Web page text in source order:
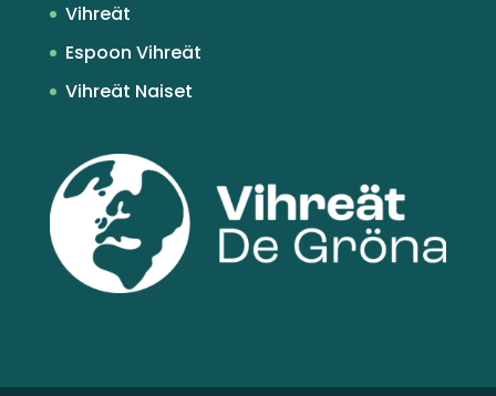
Vihreät
Espoon Vihreät
Vihreät Naiset